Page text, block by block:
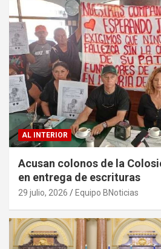
AL INTERIOR
Acusan colonos de la
en entrega de escrituras
29 julio, 2026 Equipo BNoticias